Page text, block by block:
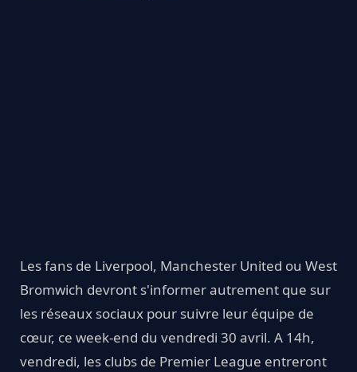
Les fans de Liverpool, Manchester United ou West
Bromwich devront s'informer autrement que sur
les réseaux sociaux pour suivre leur équipe de
cœur, ce week-end du vendredi 30 avril. A 14h,
vendredi, les clubs de Premier League entreront